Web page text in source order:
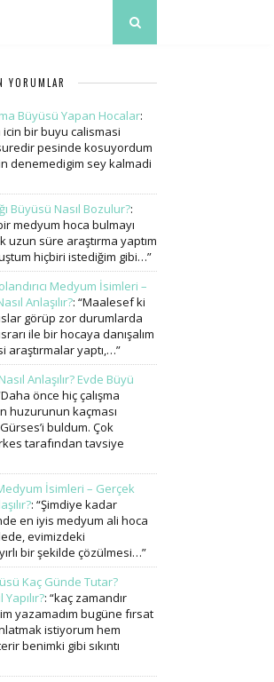
YORUMLAR
Büyüsü Yapan Hocalar:
bir buyu calismasi
pesinde kosuyordum
denemedigim sey kalmadi
Büyüsü Nasıl Bozulur?:
medyum hoca bulmayı
uzun süre araştırma yaptım
hiçbiri istediğim gibi…”
Medyum İsimleri –
Anlaşılır?: “Maalesef ki
görüp zor durumlarda
ile bir hocaya danışalım
araştırmalar yaptı,…”
Anlaşılır? Evde Büyü
Daha önce hiç çalışma
huzurunun kaçması
buldum. Çok
tarafından tavsiye
Medyum İsimleri – Gerçek
: “Şimdiye kadar
en iyis medyum ali hoca
evimizdeki
bir şekilde çözülmesi…”
Kaç Günde Tutar?
: “kaç zamandır
yazamadım bugüne fırsat
istiyorum hem
benimki gibi sıkıntı